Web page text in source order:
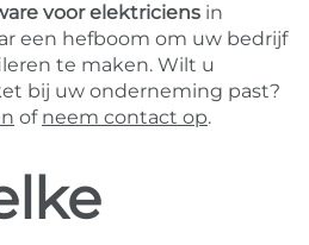
voor elektriciens in
een hefboom om uw bedrijf
te maken. Wilt u
bij uw onderneming past?
of neem contact op.